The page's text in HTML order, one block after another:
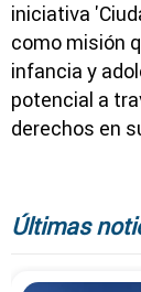
iniciativa
como misión
infancia y
potencial a
derechos en
Últimas